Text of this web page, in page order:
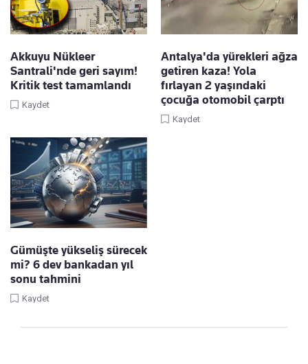
Akkuyu Nükleer
Santrali'nde geri sayım!
Kritik test tamamlandı
Kaydet
Antalya'da yürekleri ağza
getiren kaza! Yola
fırlayan 2 yaşındaki
çocuğa otomobil çarptı
Kaydet
Gümüşte yükseliş sürecek
mi? 6 dev bankadan yıl
sonu tahmini
Kaydet